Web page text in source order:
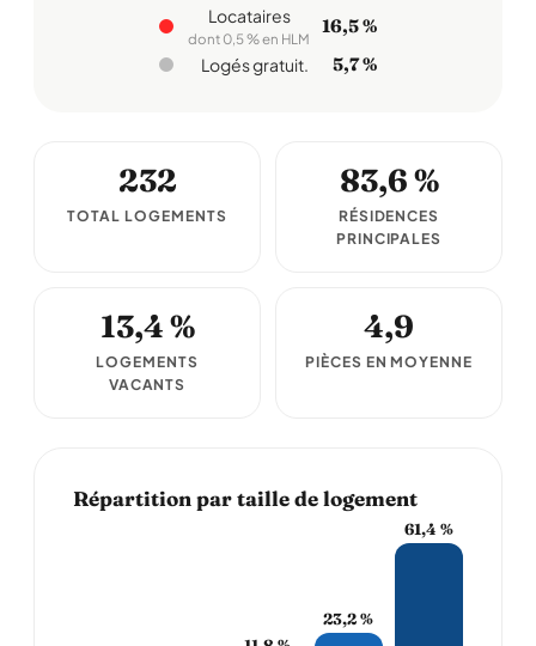
Locataires
dont 0,5 % en HLM
16,5 %
Logés gratuit. 5,7 %
232
TOTAL LOGEMENTS
83,6 %
RÉSIDENCES
PRINCIPALES
13,4 %
LOGEMENTS
VACANTS
4,9
PIÈCES EN MOYENNE
Répartition par taille de logement
23,2 %
61,4 %